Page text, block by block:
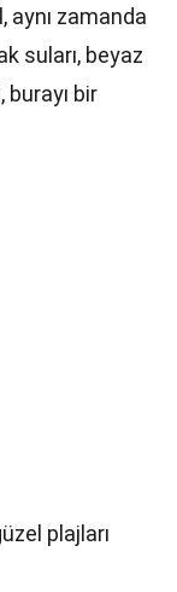
aynı zamanda
suları, beyaz
bir
plajları